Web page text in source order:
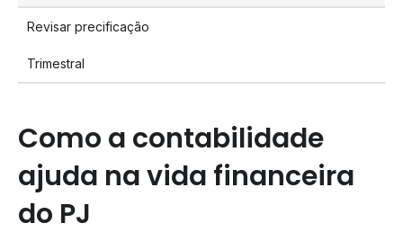
Revisar precificação
Trimestral
Como a contabilidade
ajuda na vida financeira
do PJ